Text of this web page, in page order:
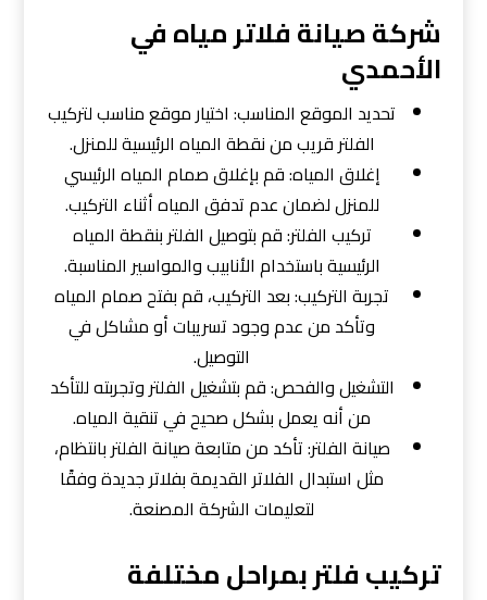
شركة صيانة فلاتر مياه في
الأحمدي
تحديد الموقع المناسب: اختيار موقع مناسب لتركيب
الفلتر قريب من نقطة المياه الرئيسية للمنزل.
إغلاق المياه: قم بإغلاق صمام المياه الرئيسي
للمنزل لضمان عدم تدفق المياه أثناء التركيب.
تركيب الفلتر: قم بتوصيل الفلتر بنقطة المياه
الرئيسية باستخدام الأنابيب والمواسير المناسبة.
تجربة التركيب: بعد التركيب، قم بفتح صمام المياه
وتأكد من عدم وجود تسريبات أو مشاكل في
التوصيل.
التشغيل والفحص: قم بتشغيل الفلتر وتجربته للتأكد
من أنه يعمل بشكل صحيح في تنقية المياه.
صيانة الفلتر: تأكد من متابعة صيانة الفلتر بانتظام،
مثل استبدال الفلاتر القديمة بفلاتر جديدة وفقًا
لتعليمات الشركة المصنعة.
تركيب فلتر بمراحل مختلفة